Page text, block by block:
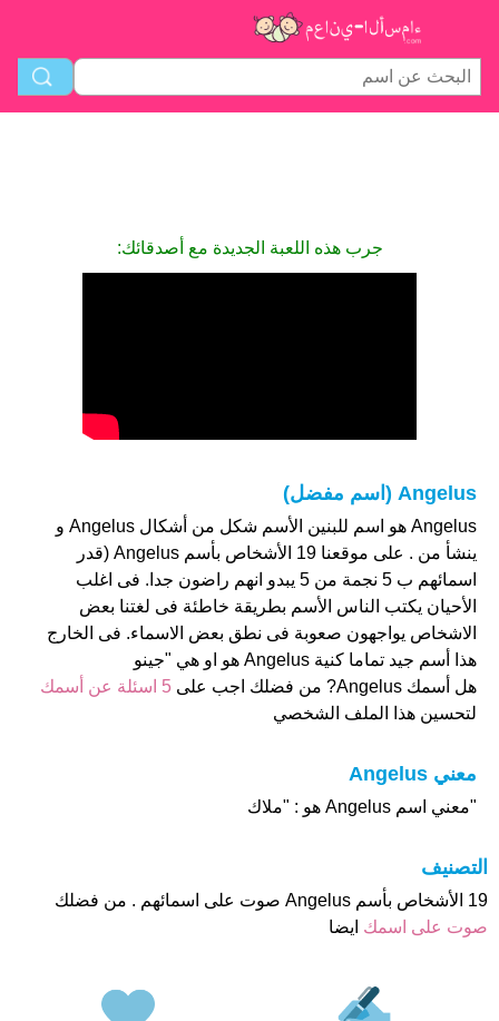
جرب هذه اللعبة الجديدة مع أصدقائك:
Angelus (اسم مفضل)
Angelus هو اسم للبنين الأسم شكل من أشكال Angelus و
ينشأ من . على موقعنا 19 الأشخاص بأسم Angelus (قدر
اسمائهم ب 5 نجمة من 5 يبدو انهم راضون جدا. فى اغلب
الأحيان يكتب الناس الأسم بطريقة خاطئة فى لغتنا بعض
الاشخاص يواجهون صعوبة فى نطق بعض الاسماء. فى الخارج
هذا أسم جيد تماما كنية Angelus هو او هي "جينو
هل أسمك Angelus? من فضلك اجب على
5 اسئلة عن أسمك
لتحسين هذا الملف الشخصي
معني Angelus
"معني اسم Angelus هو : "ملاك
التصنيف
19 الأشخاص بأسم Angelus صوت على اسمائهم . من فضلك
صوت على اسمك ايضا